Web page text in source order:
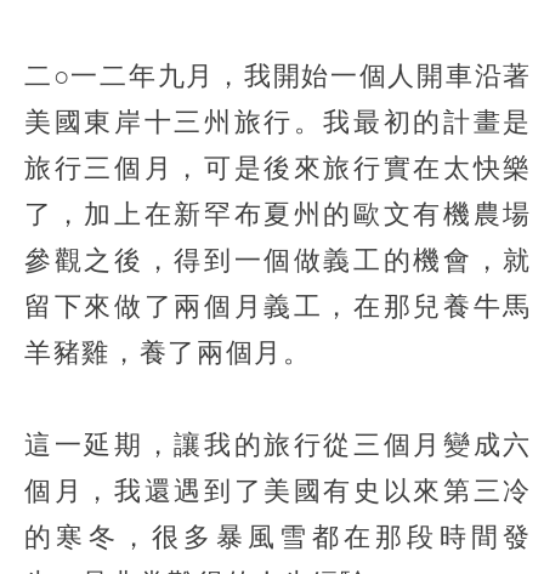
二○一二年九月，我開始一個人開車沿著
美國東岸十三州旅行。我最初的計畫是
旅行三個月，可是後來旅行實在太快樂
了，加上在新罕布夏州的歐文有機農場
參觀之後，得到一個做義工的機會，就
留下來做了兩個月義工，在那兒養牛馬
羊豬雞，養了兩個月。
這一延期，讓我的旅行從三個月變成六
個月，我還遇到了美國有史以來第三冷
的寒冬，很多暴風雪都在那段時間發